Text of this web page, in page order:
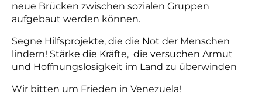
neue Brücken zwischen sozialen Gruppen
aufgebaut werden können.
Segne Hilfsprojekte, die die Not der Menschen
lindern! Stärke die Kräfte, die versuchen Armut
und Hoffnungslosigkeit im Land zu überwinden
Wir bitten um Frieden in Venezuela!